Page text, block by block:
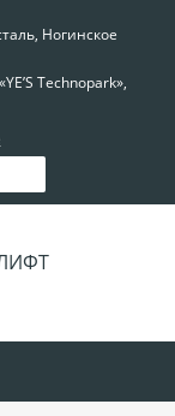
Ногинское
Technopark»,